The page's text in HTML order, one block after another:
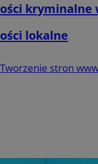
kryminalne
lokalne
Tworzenie stron